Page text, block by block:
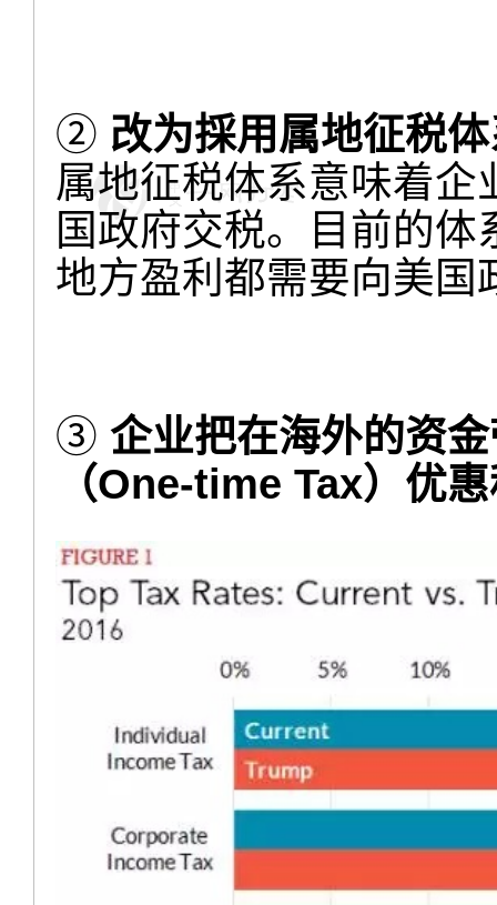
② 改为採用属地征税
属地征税体系意味着
国政府交税。目前的
地方盈利都需要向美国
③ 企业把在海外的资
（One-time Tax）优